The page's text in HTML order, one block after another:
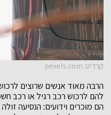
קרדיט: pexels.com
הרבה מאוד אנשים שרוצים
להם לרכוש רכב רגיל או רכב
הם מוכרים וידועים: הנסיעה